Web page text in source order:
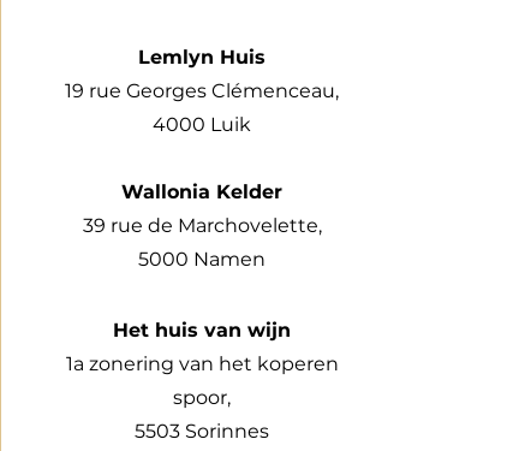
Lemlyn Huis
19 rue Georges Clémenceau,
4000 Luik
Wallonia Kelder
39 rue de Marchovelette,
5000 Namen
Het huis van wijn
1a zonering van het koperen
spoor,
5503 Sorinnes